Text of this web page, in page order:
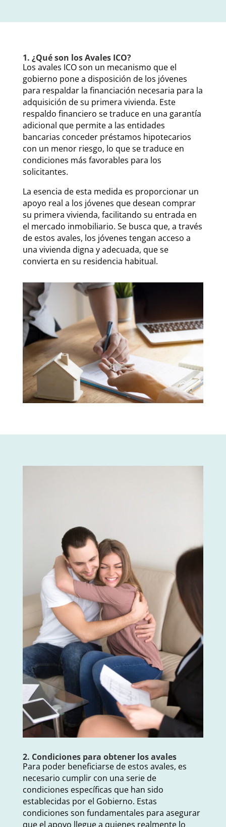
1. ¿Qué son los Avales ICO?
Los avales ICO son un mecanismo que el
gobierno pone a disposición de los jóvenes
para respaldar la financiación necesaria para la
adquisición de su primera vivienda. Este
respaldo financiero se traduce en una garantía
adicional que permite a las entidades
bancarias conceder préstamos hipotecarios
con un menor riesgo, lo que se traduce en
condiciones más favorables para los
solicitantes.
La esencia de esta medida es proporcionar un
apoyo real a los jóvenes que desean comprar
su primera vivienda, facilitando su entrada en
el mercado inmobiliario. Se busca que, a través
de estos avales, los jóvenes tengan acceso a
una vivienda digna y adecuada, que se
convierta en su residencia habitual.
2. Condiciones para obtener los avales
Para poder beneficiarse de estos avales, es
necesario cumplir con una serie de
condiciones específicas que han sido
establecidas por el Gobierno. Estas
condiciones son fundamentales para asegurar
que el apoyo llegue a quienes realmente lo